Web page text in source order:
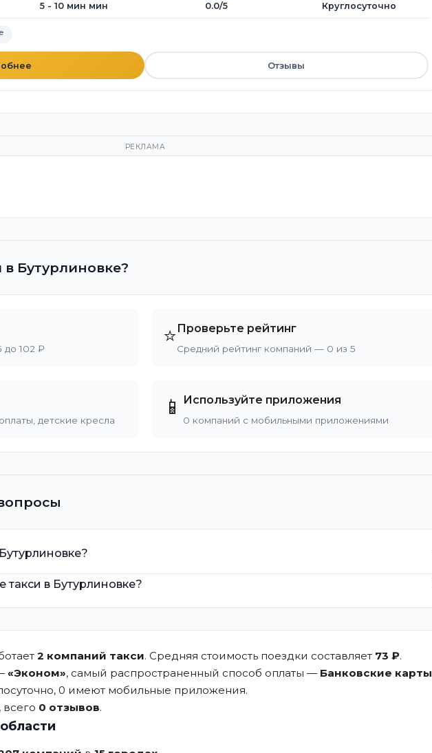
5 - 10 мин мин 0.0/5 Круглосуточно
Отзывы
РЕКЛАМА
в Бутурлиновке?
до 102 ₽
⭐Проверьте рейтинг
Средний рейтинг компаний — 0 из 5
детские кресла
📱 Используйте приложения
0 компаний с мобильными приложениями
такси в Бутурлиновке?
2 компаний такси. Средняя стоимость поездки составляет 73 ₽.
«Эконом», самый распространенный способ оплаты — Банковские карты
0 имеют мобильные приложения.
, всего 0 отзывов.